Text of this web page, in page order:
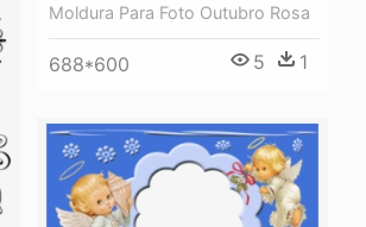
Moldura Para Foto Outubro Rosa
688*600 5 1